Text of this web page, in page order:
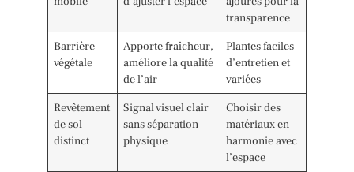
transparence
Barrière
végétale
Apporte fraîcheur,
améliore la qualité
de l’air
Plantes faciles
d’entretien et
variées
Revêtement
de sol
distinct
Signal visuel clair
sans séparation
physique
Choisir des
matériaux en
harmonie avec
l’espace